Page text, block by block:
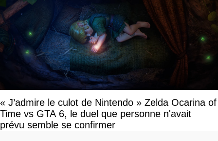
« J’admire le culot de Nintendo » Zelda Ocarina of
Time vs GTA 6, le duel que personne n'avait
prévu semble se confirmer